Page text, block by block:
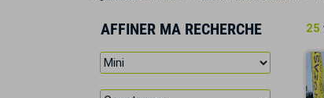
AFFINER MA RECHERCHE 25